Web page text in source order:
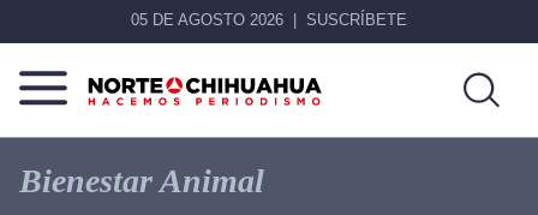
05 DE AGOSTO 2026 SUSCRÍBETE
Norte
Chihuahua
Más
que
noticias,
Bienestar Animal